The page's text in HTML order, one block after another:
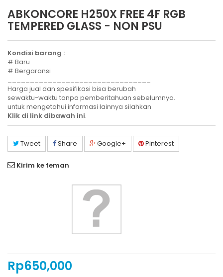
ABKONCORE H250X FREE 4F RGB
TEMPERED GLASS - NON PSU
Kondisi barang :
# Baru
# Bergaransi
Harga jual dan spesifikasi bisa berubah
sewaktu-waktu tanpa pemberitahuan sebelumnya.
untuk mengetahui informasi lainnya silahkan
Klik di link dibawah ini.
Tweet Share Google+ Pinterest
Kirim ke teman
Rp‎650,000